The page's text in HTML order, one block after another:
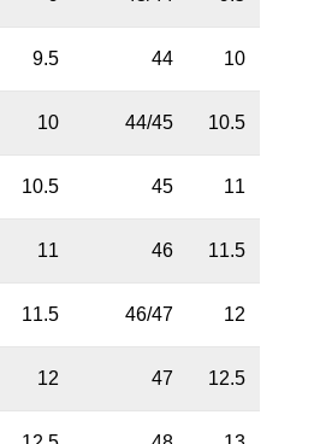
10
44
9.5
10.5
44/45
10
11
45
10.5
11.5
46
11
12
46/47
11.5
12.5
47
12